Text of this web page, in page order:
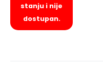
stanju i nije
dostupan.